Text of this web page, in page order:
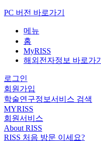
PC 버전 바로가기
메뉴
홈
MyRISS
해외전자정보 바로가기
로그인
회원가입
학술연구정보서비스 검색
MYRISS
회원서비스
About RISS
RISS 처음 방문 이세요?